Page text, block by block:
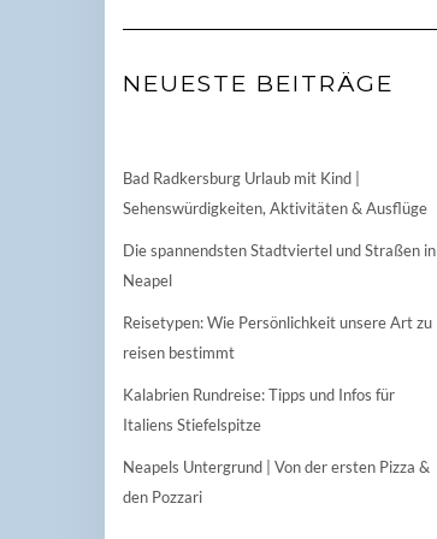
NEUESTE BEITRÄGE
Bad Radkersburg Urlaub mit Kind |
Sehenswürdigkeiten, Aktivitäten & Ausflüge
Die spannendsten Stadtviertel und Straßen in
Neapel
Reisetypen: Wie Persönlichkeit unsere Art zu
reisen bestimmt
Kalabrien Rundreise: Tipps und Infos für
Italiens Stiefelspitze
Neapels Untergrund | Von der ersten Pizza &
den Pozzari